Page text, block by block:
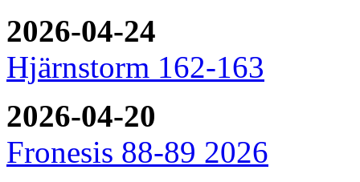
2026-04-24
Hjärnstorm 162-163
2026-04-20
Fronesis 88-89 2026